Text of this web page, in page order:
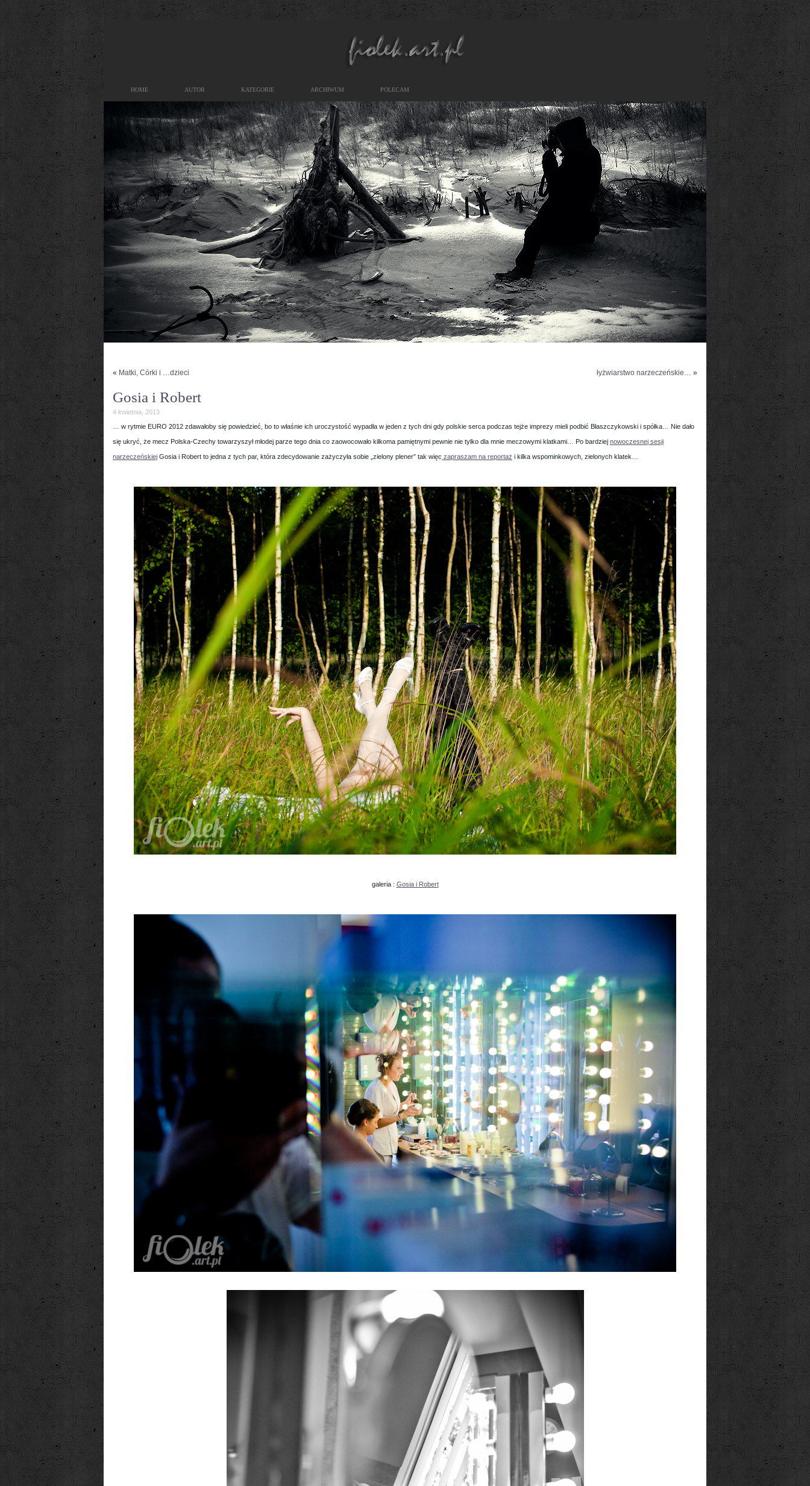
HOME AUTOR KATEGORIE ARCHIWUM POLECAM
« Matki, Córki i …dzieci łyżwiarstwo narzeczeńskie… »
Gosia i Robert
4 kwietnia, 2013
… w rytmie EURO 2012 zdawałoby się powiedzieć, bo to właśnie ich uroczystość wypadła w jeden z tych dni gdy polskie serca podczas tejże imprezy mieli podbić Błaszczykowski i spółka… Nie dało
się ukryć, że mecz Polska-Czechy towarzyszył młodej parze tego dnia co zaowocowało kilkoma pamiętnymi pewnie nie tylko dla mnie meczowymi klatkami… Po bardziej nowoczesnej sesji
narzeczeńskiej Gosia i Robert to jedna z tych par, która zdecydowanie zażyczyła sobie „zielony plener” tak więc zapraszam na reportaż i kilka wspominkowych, zielonych klatek…
galeria : Gosia i Robert